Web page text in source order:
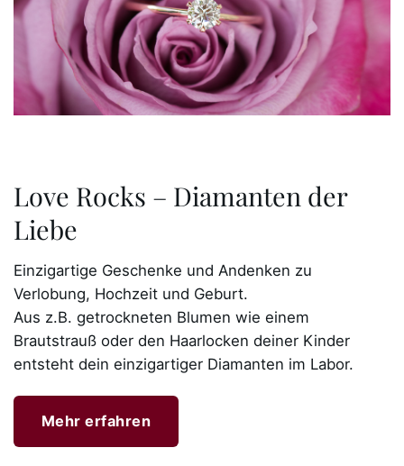
Love Rocks – Diamanten der
Liebe
Einzigartige Geschenke und Andenken zu
Verlobung, Hochzeit und Geburt.
Aus z.B. getrockneten Blumen wie einem
Brautstrauß oder den Haarlocken deiner Kinder
entsteht dein einzigartiger Diamanten im Labor.
Mehr erfahren